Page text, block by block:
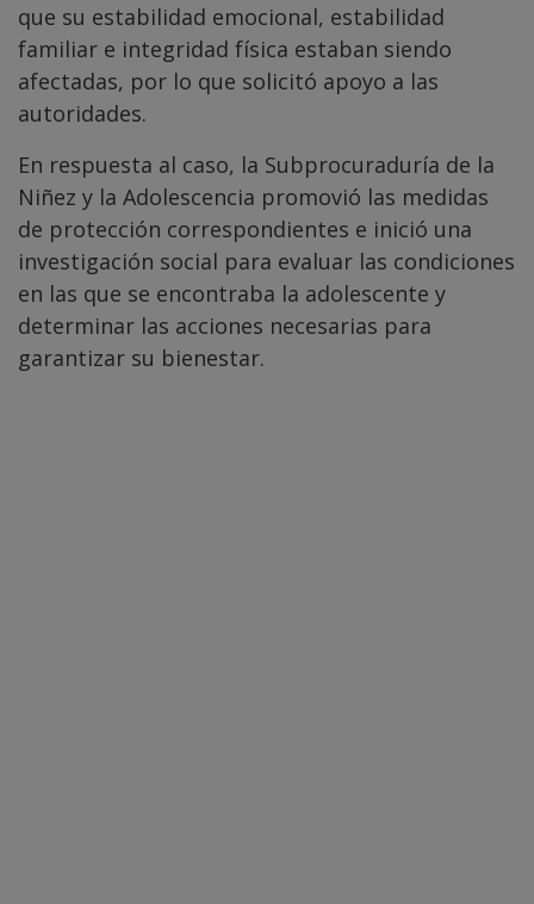
que su estabilidad emocional, estabilidad
familiar e integridad física estaban siendo
afectadas, por lo que solicitó apoyo a las
autoridades.
En respuesta al caso, la Subprocuraduría de la
Niñez y la Adolescencia promovió las medidas
de protección correspondientes e inició una
investigación social para evaluar las condiciones
en las que se encontraba la adolescente y
determinar las acciones necesarias para
garantizar su bienestar.